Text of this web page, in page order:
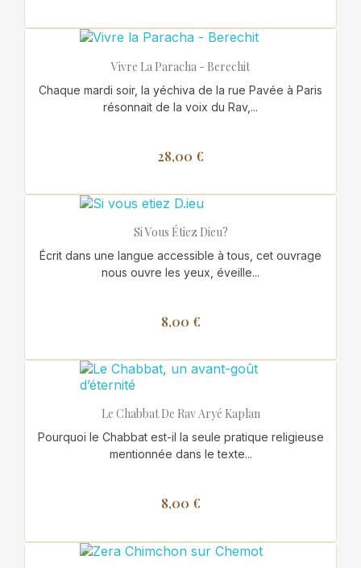
Vivre La Paracha - Berechit
Chaque mardi soir, la yéchiva de la rue Pavée à Paris
résonnait de la voix du Rav,...
28,00 €
Si Vous Étiez Dieu?
Écrit dans une langue accessible à tous, cet ouvrage
nous ouvre les yeux, éveille...
8,00 €
Le Chabbat De Rav Aryé Kaplan
Pourquoi le Chabbat est-il la seule pratique religieuse
mentionnée dans le texte...
8,00 €